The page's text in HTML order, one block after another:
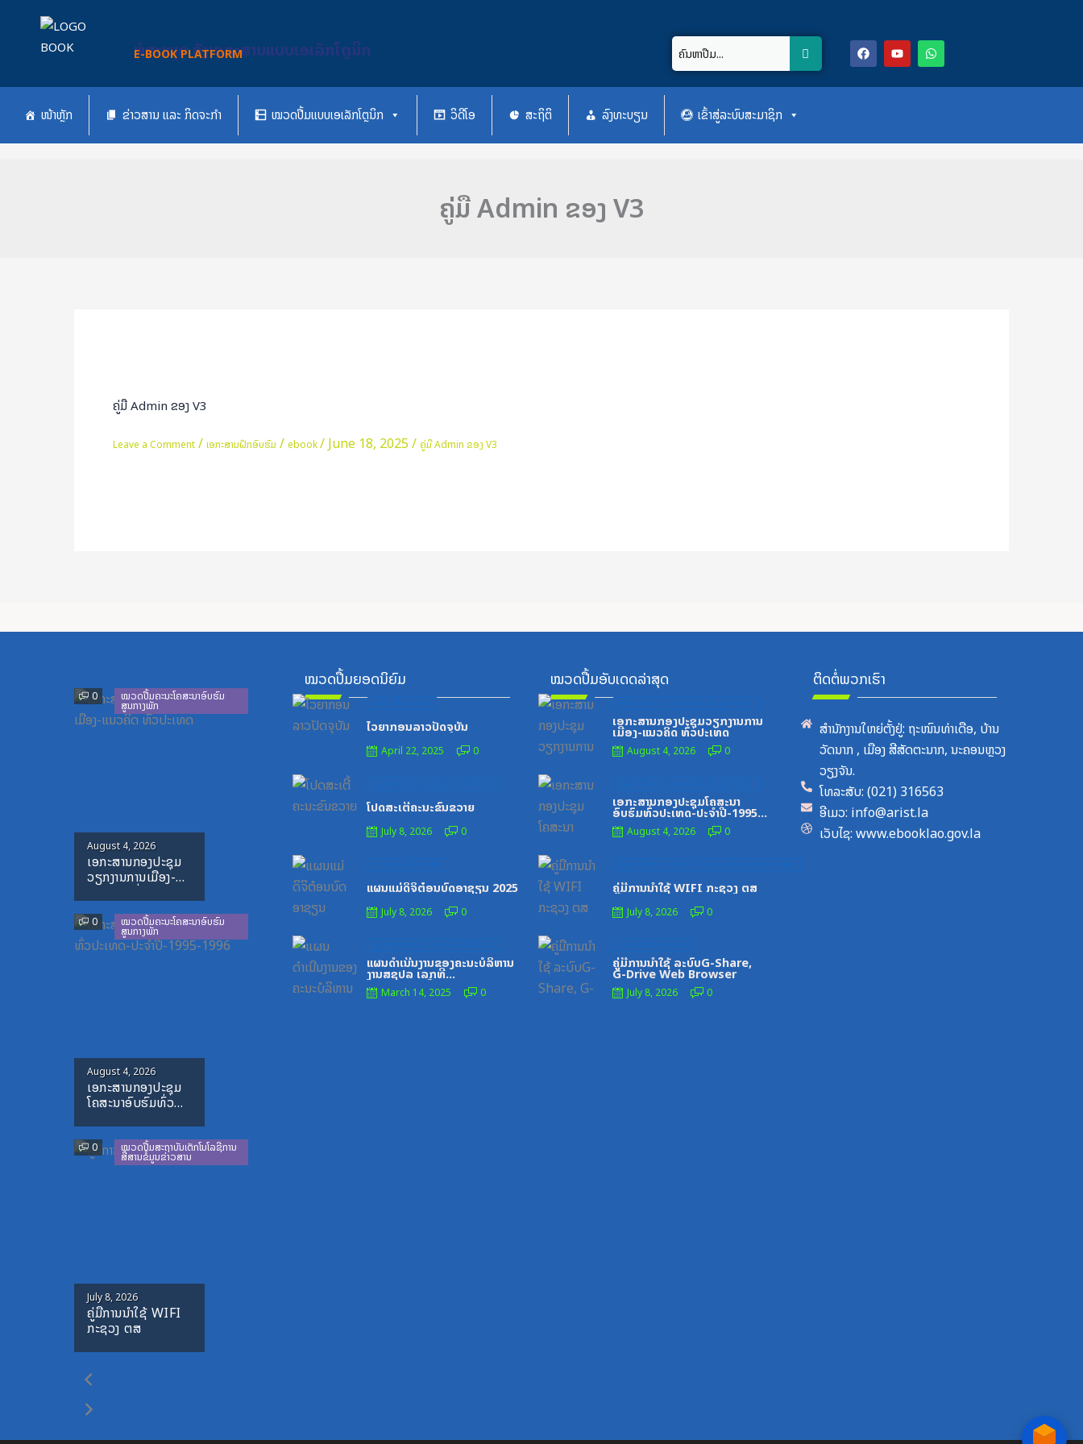
content
ຫໍສະໝຸດ ຄັງເອກະສານແບບເອເລັກໂຕຼນິກ
E-BOOK PLATFORM F
a
c
e
b
Y
o
u
t
u
W
h
a
t
s
ໜ້າຫຼັກ ຂ່າວສານ ແລະ ກິດຈະກຳ ໝວດປື້ມແບບເອເລັກໂຕຼນິກ ວິດີໂອ ສະຖິຕິ ລົງທະບຽນ ເຂົ້າສູ່ລະບົບສະມາຊິກ
ຄູ່ມື Admin ຂອງ V3
ຄູ່ມື Admin ຂອງ V3
Leave a Comment / ເອກະສານຝຶກອົບຮົມ / ebook/June 18, 2025/ ຄູ່ມື Admin ຂອງ V3
ຂອງ
V3
0 ໝວດປື້ມຄະນະໂຄສະນາອົບຮົມ
ສູນກາງພັກ
Posted
on
August 4, 2026
ເອກະສານກອງປະຊຸມ
ວຽກງານການເມືອງ-
ແນວຄິດ ທົ່ວປະເທດ
0 ໝວດປື້ມຄະນະໂຄສະນາອົບຮົມ
ສູນກາງພັກ
Posted
on
August 4, 2026
ເອກະສານກອງປະຊຸມ
ໂຄສະນາອົບຮົມທົ່ວ
ປີ-1995-1996
0 ໝວດປື້ມສະຖາບັນເຕັກໂນໂລຊີການ
ສື່ສານຂໍ້ມູນຂ່າວສານ
Posted
on
July 8, 2026
ຄູ່ມືການນຳໃຊ້ WIFI
ກະຊວງ ຕສ
Previous
Next
ໝວດປື້ມຍອດນິຍົມ
ໄວຍາກອນລາວປັດຈຸບັນ
April 22, 2025 0
ໂປດສະເຕີ້ຄະນະຂົນຂວາຍ
July 8, 2026 0
ແຜນແມ່ດິຈິຕ໋ອນບົດອາຊຽນ 2025
July 8, 2026 0
ແຜນດຳເນີນງານຂອງຄະນະບໍລິຫານ
ງານສຊປລ ເລກທີ
325_ລຂ,ວັນທີ2_7_21
on
March 14, 2025 0
ໝວດປື້ມອັບເດດລ່າສຸດ
ເອກະສານກອງປະຊຸມວຽກງານການ
ເມືອງ-ແນວຄິດ ທົ່ວປະເທດ
August 4, 2026 0
ເອກະສານກອງປະຊຸມໂຄສະນາ
ອົບຮົມທົ່ວປະເທດ-ປະຈໍາປີ-1995-
1996August 4, 2026 0
ຄູ່ມືການນຳໃຊ້ WIFI ກະຊວງ ຕສ
July 8, 2026 0
ຄູ່ມືການນຳໃຊ້ ລະບົບG-Share,
G-Drive Web Browser
on
July 8, 2026 0
ຕິດຕໍ່ພວກເຮົາ
ສຳນັກງານໃຫຍ່ຕັ້ງຢູ່: ຖະໜົນທ່າເດືອ, ບ້ານ
ວັດນາກ , ເມືອງ ສີສັດຕະນາກ, ນະຄອນຫຼວງ
ວຽງຈັນ.
ໂທລະສັບ: (021) 316563
ອີເມວ: info@arist.la
ເວັບໄຊ: www.ebooklao.gov.la